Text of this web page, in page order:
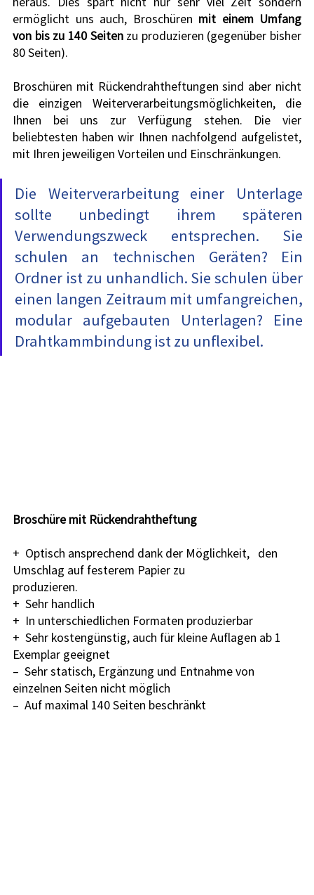
ermöglicht uns auch, Broschüren mit einem Umfang
von bis zu 140 Seiten zu produzieren (gegenüber bisher
80 Seiten).
Broschüren mit Rückendrahtheftungen sind aber nicht
die einzigen Weiterverarbeitungsmöglichkeiten, die
Ihnen bei uns zur Verfügung stehen. Die vier
beliebtesten haben wir Ihnen nachfolgend aufgelistet,
mit Ihren jeweiligen Vorteilen und Einschränkungen.
Die Weiterverarbeitung einer Unterlage
sollte unbedingt ihrem späteren
Verwendungszweck entsprechen. Sie
schulen an technischen Geräten? Ein
Ordner ist zu unhandlich. Sie schulen über
einen langen Zeitraum mit umfangreichen,
modular aufgebauten Unterlagen? Eine
Drahtkammbindung ist zu unflexibel.
Broschüre mit Rückendrahtheftung
+  Optisch ansprechend dank der Möglichkeit,   den
Umschlag auf festerem Papier zu
produzieren.
+  Sehr handlich
+  In unterschiedlichen Formaten produzierbar
+  Sehr kostengünstig, auch für kleine Auflagen ab 1
Exemplar geeignet
–  Sehr statisch, Ergänzung und Entnahme von
einzelnen Seiten nicht möglich
–  Auf maximal 140 Seiten beschränkt